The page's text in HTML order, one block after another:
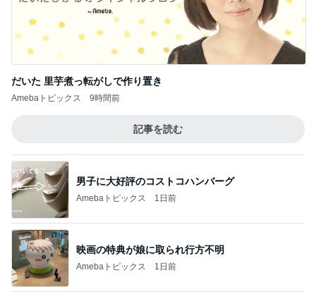
だいた 里芋煮っ転がしで作り置き
Amebaトピックス 9時間前
記事を読む
男子に大好評のコストコハンバーグ
Amebaトピックス 1日前
映画の特典が娘に取られ行方不明
Amebaトピックス 1日前